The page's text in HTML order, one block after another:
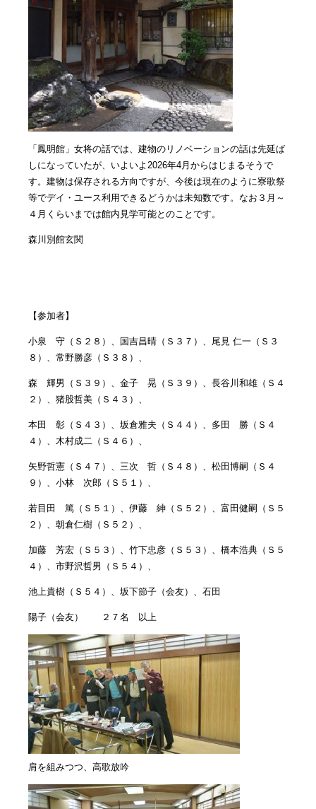
「鳳明館」女将の話では、建物のリノベーションの話は先延ば
しになっていたが、いよいよ2026年4月からはじまるそうで
す。建物は保存される方向ですが、今後は現在のように寮歌祭
等でデイ・ユース利用できるどうかは未知数です。なお３月～
４月くらいまでは館内見学可能とのことです。
森川別館玄関
【参加者】
小泉 守（Ｓ２８）、国吉昌晴（Ｓ３７）、尾見 仁一（Ｓ３
８）、常野勝彦（Ｓ３８）、
森 輝男（Ｓ３９）、金子 晃（Ｓ３９）、長谷川和雄（Ｓ４
２）、猪股哲美（Ｓ４３）、
本田 彰（Ｓ４３）、坂倉雅夫（Ｓ４４）、多田 勝（Ｓ４
４）、木村成二（Ｓ４６）、
矢野哲憲（Ｓ４７）、三次 哲（Ｓ４８）、松田博嗣（Ｓ４
９）、小林 次郎（Ｓ５１）、
若目田 篤（Ｓ５１）、伊藤 紳（Ｓ５２）、富田健嗣（Ｓ５
２）、朝倉仁樹（Ｓ５２）、
加藤 芳宏（Ｓ５３）、竹下忠彦（Ｓ５３）、橋本浩典（Ｓ５
４）、市野沢哲男（Ｓ５４）、
池上貴樹（Ｓ５４）、坂下節子（会友）、石田
陽子（会友） ２７名 以上
肩を組みつつ、高歌放吟